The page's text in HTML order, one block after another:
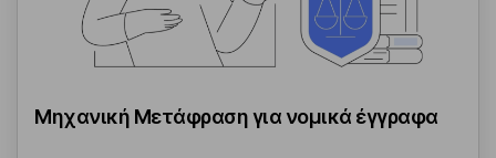
Μηχανική Μετάφραση για νομικά έγγραφα